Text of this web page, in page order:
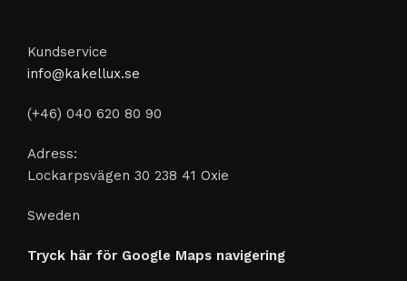
Kundservice
info@kakellux.se
(+46) 040 620 80 90
Adress:
Lockarpsvägen 30 238 41 Oxie
Sweden
Tryck här för Google Maps navigering